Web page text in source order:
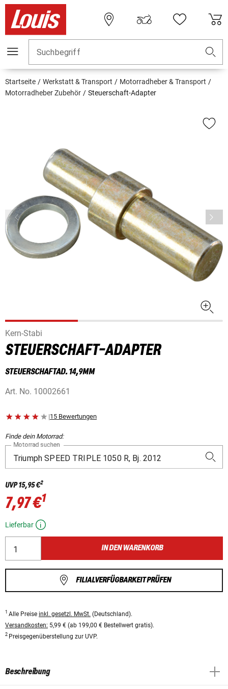
Suchbegriff
Startseite Werkstatt & Transport
Motorradheber & Transport
Motorradheber Zubehör
Steuerschaft-Adapter
Kern-Stabi
STEUERSCHAFT-ADAPTER
STEUERSCHAFTAD. 14,9MM
Art. No. 10002661
|15 Bewertungen
Finde dein Motorrad:
Motorrad suchen
UVP15,95 €2
7,97 €1
Lieferbar
IN DEN WARENKORB
FILIALVERFÜGBARKEIT PRÜFEN
1 Alle Preise inkl. gesetzl. MwSt. (Deutschland).
Versandkosten: 5,99 € (ab 199,00 € Bestellwert gratis).
2 Preisgegenüberstellung zur UVP.
Beschreibung